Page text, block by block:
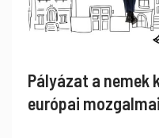
Pályázat a nemek
európai